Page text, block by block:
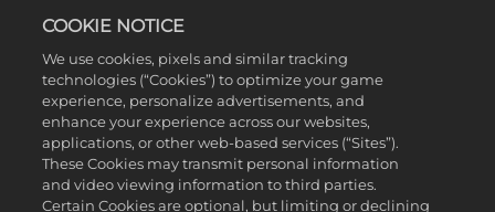
©2026 Gearbox Software. Veröffentlicht von 2K Games. Entwickelt
von Gearbox. Gearbox, Borderlands und die dazugehörigen
Borderlands-Logos sind alle Marken von Gearbox Software, LLC. 2K
COOKIE NOTICE
We use cookies, pixels and similar tracking
technologies (“Cookies”) to optimize your game
experience, personalize advertisements, and
enhance your experience across our websites,
applications, or other web-based services (“Sites”).
These Cookies may transmit personal information
and video viewing information to third parties.
Certain Cookies are optional, but limiting or declining